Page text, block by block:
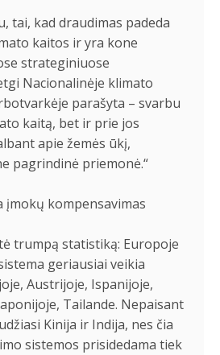
tai, kad draudimas padeda
kaitos ir yra kone
strateginiuose
Nacionalinėje klimato
parašyta – svarbu
kaitą, bet ir prie jos
apie žemės ūkį,
pagrindinė priemonė.“
įmokų kompensavimas
trumpą statistiką: Europoje
geriausiai veikia
Austrijoje, Ispanijoje,
Tailande. Nepaisant
Kinija ir Indija, nes čia
sistemos prisidedama tiek